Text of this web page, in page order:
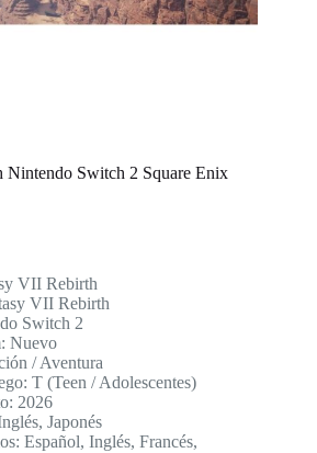
Switch 2 Square Enix
VII Rebirth
VII Rebirth
Switch 2
Nuevo
/ Aventura
T (Teen / Adolescentes)
2026
Japonés
Español, Inglés, Francés,